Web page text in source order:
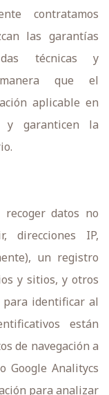
contratamos
las garantías
técnicas y
que el
aplicable en
y garanticen la
datos no
direcciones IP,
un registro
y sitios, y otros
identificar al
están
de navegación a
Google Analitycs
para analizar